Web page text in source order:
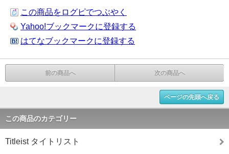
この商品をログピでつぶやく
Yahoo!ブックマークに登録する
はてなブックマークに登録する
前の商品へ 次の商品へ
ページの先頭へ戻る
この商品のカテゴリー
Titleist タイトリスト